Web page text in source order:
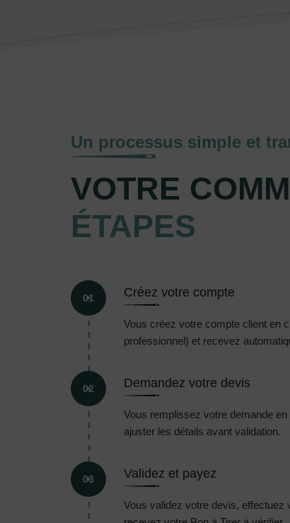
Un processus simple et
VOTRE
ÉTAPES
01 Créez votre compte
Vous créez votre compte client en
professionnel) et recevez
02 Demandez votre devis
Vous remplissez votre demande
ajuster les détails avant validation.
03 Validez et payez
Vous validez votre devis, effectuez